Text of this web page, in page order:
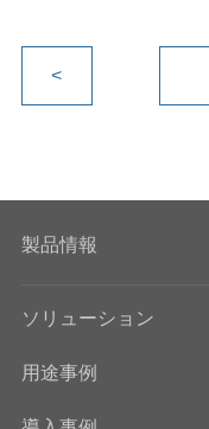
o
o
k
<
製品情報
ソリューション
用途事例